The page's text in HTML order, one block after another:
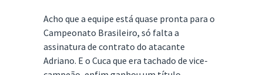
Acho que a equipe está quase pronta para o
Campeonato Brasileiro, só falta a
assinatura de contrato do atacante
Adriano. E o Cuca que era tachado de vice-